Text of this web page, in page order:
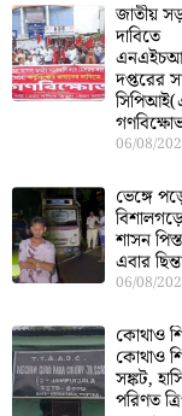
জাতীয়
দাবিতে
দপ্তরের
06/08/
ভেঙ্গে
শাসন
এবার
06/08/
কোথাও
কোথাও
সঙ্কট,
পরিণত